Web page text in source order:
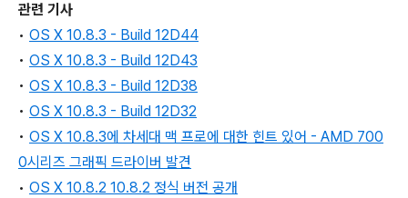
관련 기사
• OS X 10.8.3 - Build 12D44
• OS X 10.8.3 - Build 12D43
• OS X 10.8.3 - Build 12D38
• OS X 10.8.3 - Build 12D32
• OS X 10.8.3에 차세대 맥 프로에 대한 힌트 있어 - AMD 700
0시리즈 그래픽 드라이버 발견
• OS X 10.8.2 10.8.2 정식 버전 공개